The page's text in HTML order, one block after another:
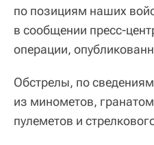
по позициям наших
в сообщении пресс-
операции,
Обстрелы, по
из минометов,
пулеметов и